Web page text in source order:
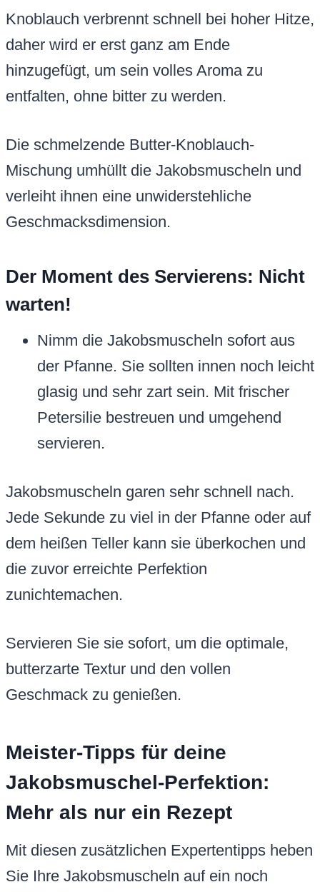
Knoblauch verbrennt schnell bei hoher Hitze,
daher wird er erst ganz am Ende
hinzugefügt, um sein volles Aroma zu
entfalten, ohne bitter zu werden.
Die schmelzende Butter-Knoblauch-
Mischung umhüllt die Jakobsmuscheln und
verleiht ihnen eine unwiderstehliche
Geschmacksdimension.
Der Moment des Servierens: Nicht
warten!
Nimm die Jakobsmuscheln sofort aus
der Pfanne. Sie sollten innen noch leicht
glasig und sehr zart sein. Mit frischer
Petersilie bestreuen und umgehend
servieren.
Jakobsmuscheln garen sehr schnell nach.
Jede Sekunde zu viel in der Pfanne oder auf
dem heißen Teller kann sie überkochen und
die zuvor erreichte Perfektion
zunichtemachen.
Servieren Sie sie sofort, um die optimale,
butterzarte Textur und den vollen
Geschmack zu genießen.
Meister-Tipps für deine
Jakobsmuschel-Perfektion:
Mehr als nur ein Rezept
Mit diesen zusätzlichen Expertentipps heben
Sie Ihre Jakobsmuscheln auf ein noch